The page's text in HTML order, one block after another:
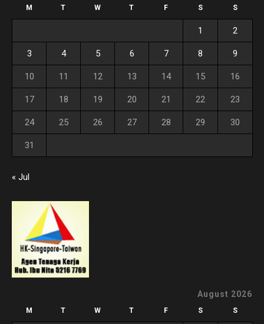
M T W T F S S
1 2
3 4 5 6 7 8 9
10 11 12 13 14 15 16
17 18 19 20 21 22 23
24 25 26 27 28 29 30
31
« Jul
August 2026
M T W T F S S